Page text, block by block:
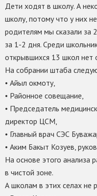
Дети ходят в школу. А
школу, потому что у них
родителям мы сказали за
за 1-2 дня. Среди
открывшихся 13 школ нет
На собрании штаба
• Айыл окмоту,
• Районное совещание,
• Председатель
директор ЦСМ,
• Главный врач СЭС
• Аким Бакыт Козуев,
На основе этого анализа
в чистой зоне.
А школам в этих селах не